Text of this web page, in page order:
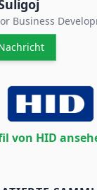
Business
von HID